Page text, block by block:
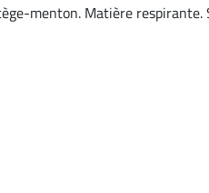
menton. Matière respirante.